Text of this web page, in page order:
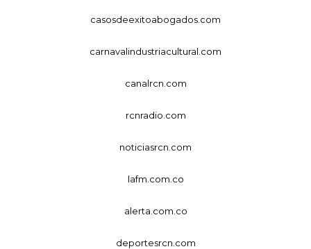
casosdeexitoabogados.com
carnavalindustriacultural.com
canalrcn.com
rcnradio.com
noticiasrcn.com
lafm.com.co
alerta.com.co
deportesrcn.com